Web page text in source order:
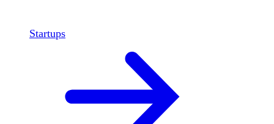
Startups